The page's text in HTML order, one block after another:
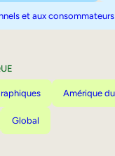
et aux consommateurs
Amérique
Global